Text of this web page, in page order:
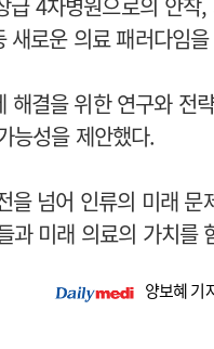
로운 의료 패러다임
결을 위한 연구와 전
능성을 제안했다.
을 넘어 인류의 미래
과 미래 의료의 가치를
양보혜 기